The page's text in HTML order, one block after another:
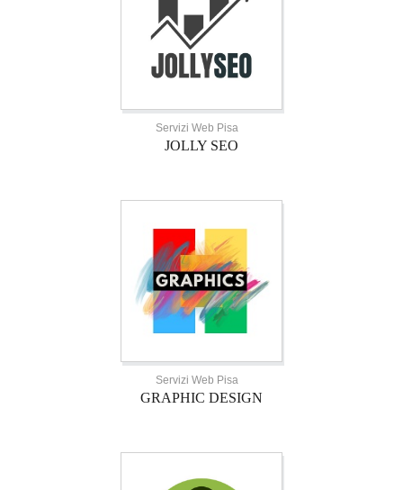
Servizi Web Pisa
JOLLY SEO
Servizi Web Pisa
GRAPHIC DESIGN